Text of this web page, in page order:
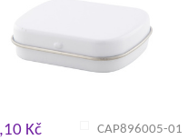
Kč CAP896005-01